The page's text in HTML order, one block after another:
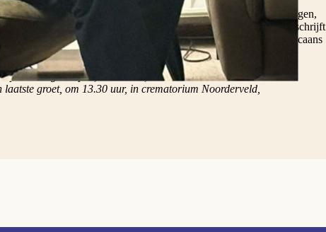
op wie je aan kon, iemand die verantwoordelijkheid wilde dragen,
René Dinklo OP, vicaris van de Nederlandse dominicanen, schrijft
grote bijdrage geleverd voor dominicaans Nederland en dominicaans
afscheid.”
zaterdag 11 april, om 11 uur, in de Dominicuskerk aan de
groet, om 13.30 uur, in crematorium Noorderveld,